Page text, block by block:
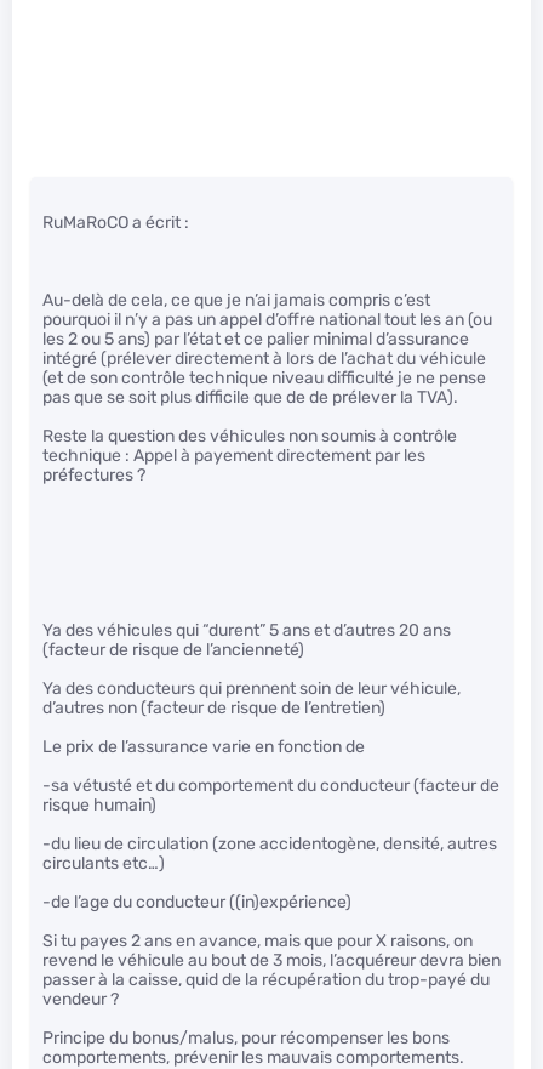
RuMaRoCO a écrit :
Au-delà de cela, ce que je n’ai jamais compris c’est
pourquoi il n’y a pas un appel d’offre national tout les an (ou
les 2 ou 5 ans) par l’état et ce palier minimal d’assurance
intégré (prélever directement à lors de l’achat du véhicule
(et de son contrôle technique niveau difficulté je ne pense
pas que se soit plus difficile que de de prélever la TVA).
Reste la question des véhicules non soumis à contrôle
technique : Appel à payement directement par les
préfectures ?
Ya des véhicules qui “durent” 5 ans et d’autres 20 ans
(facteur de risque de l’ancienneté)
Ya des conducteurs qui prennent soin de leur véhicule,
d’autres non (facteur de risque de l’entretien)
Le prix de l’assurance varie en fonction de
-sa vétusté et du comportement du conducteur (facteur de
risque humain)
-du lieu de circulation (zone accidentogène, densité, autres
circulants etc…)
-de l’age du conducteur ((in)expérience)
Si tu payes 2 ans en avance, mais que pour X raisons, on
revend le véhicule au bout de 3 mois, l’acquéreur devra bien
passer à la caisse, quid de la récupération du trop-payé du
vendeur ?
Principe du bonus/malus, pour récompenser les bons
comportements, prévenir les mauvais comportements.